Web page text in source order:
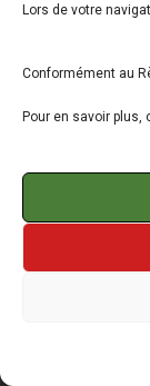
Lors de votre
Conformément au
Pour en savoir